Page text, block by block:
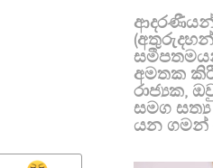
අමතක
රාජ්‍යක,
සමග
යන ගමන්